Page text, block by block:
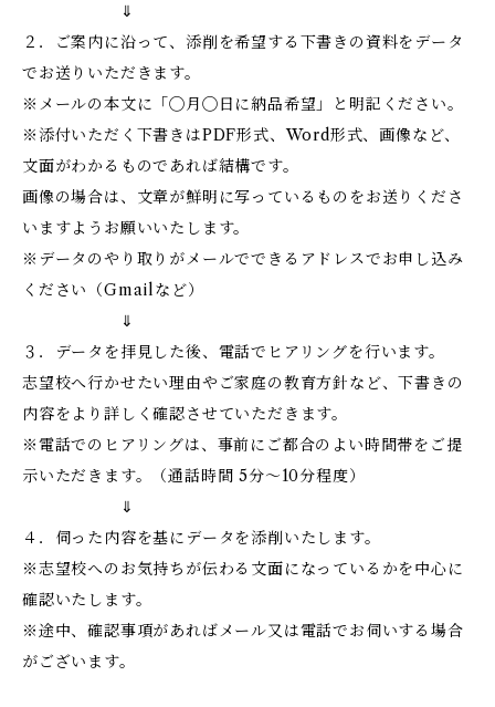
⇓
２．ご案内に沿って、添削を希望する下書きの資料をデータ
でお送りいただきます。
※メールの本文に「◯月◯日に納品希望」と明記ください。
※添付いただく下書きはPDF形式、Word形式、画像など、
文面がわかるものであれば結構です。
画像の場合は、文章が鮮明に写っているものをお送りくださ
いますようお願いいたします。
※データのやり取りがメールでできるアドレスでお申し込み
ください（Gmailなど）
⇓
３．データを拝見した後、電話でヒアリングを行います。
志望校へ行かせたい理由やご家庭の教育方針など、下書きの
内容をより詳しく確認させていただきます。
※電話でのヒアリングは、事前にご都合のよい時間帯をご提
示いただきます。（通話時間 5分～10分程度）
⇓
４．伺った内容を基にデータを添削いたします。
※志望校へのお気持ちが伝わる文面になっているかを中心に
確認いたします。
※途中、確認事項があればメール又は電話でお伺いする場合
がございます。